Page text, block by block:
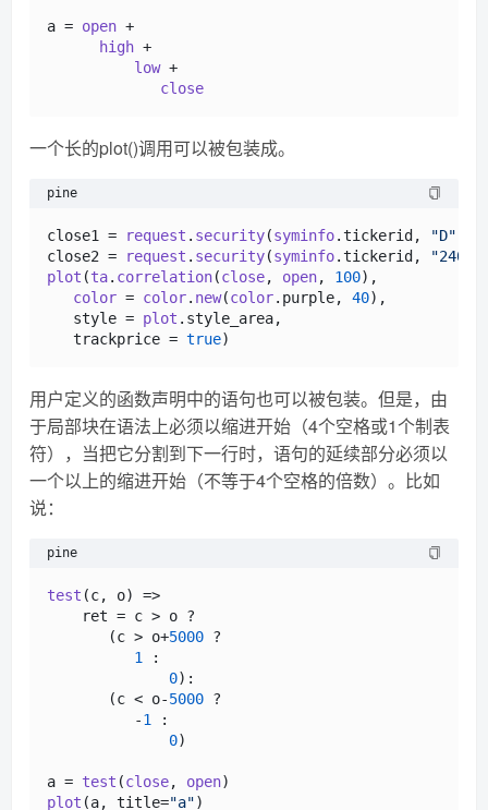
a = open +
high +
low +
close
一个长的plot()调用可以被包装成。
pine
close1 = request . security(syminfo.tickerid, "D"
close2 =
request . security(syminfo.tickerid, "240"
plot (ta. correlation(close, open, 100
color = color. new(color. purple, 40),
   style =
plot . style_area,
   trackprice =
true
用户定义的函数声明中的语句也可以被包装。但是，由
于局部块在语法上必须以缩进开始（4个空格或1个制表
符），当把它分割到下一行时，语句的延续部分必须以
一个以上的缩进开始（不等于4个空格的倍数）。比如
说：
pine
test (c, o) =>
    ret = c > o ?
       (c > o+
5000 ?
1
:
0):
       (c < o-
5000 ?
          -
1
:
0)
a = test (close, open
plot (a, title="a"